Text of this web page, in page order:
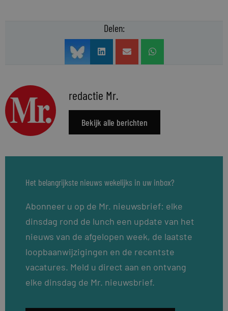
Delen:
redactie Mr.
Bekijk alle berichten
Het belangrijkste nieuws wekelijks in uw inbox?
Abonneer u op de Mr. nieuwsbrief: elke
dinsdag rond de lunch een update van het
nieuws van de afgelopen week, de laatste
loopbaanwijzigingen en de recentste
vacatures. Meld u direct aan en ontvang
elke dinsdag de Mr. nieuwsbrief.